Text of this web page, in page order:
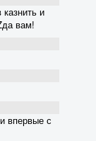
и
вам!
впервые с